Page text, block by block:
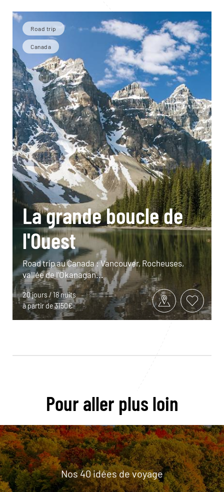
Road trip
Canada
La grande boucle de
l'Ouest
Road trip au Canada : Vancouver, Rocheuses,
vallée de l’Okanagan...
20 jours / 18 nuits
à partir de 3150€
Pour aller plus loin
Nos 40 idées de voyage